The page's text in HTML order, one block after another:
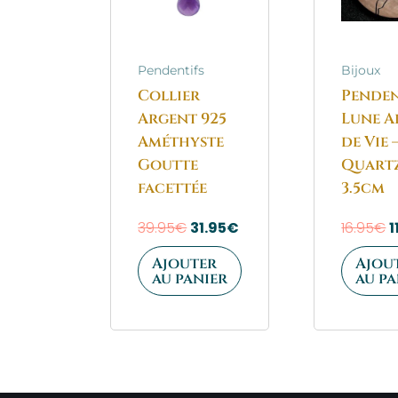
Pendentifs
Collier
Argent 925
Améthyste
Goutte
facettée
39.95€ 31.95€
Ajouter
au panier
Bijoux
Lune
de Vie
3.5cm
16.95€
au